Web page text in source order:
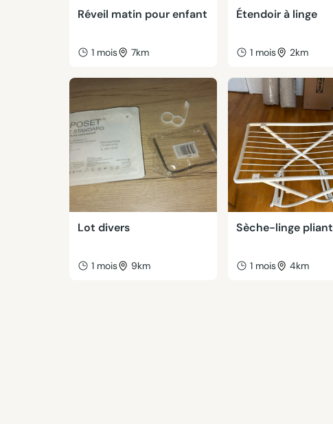
Réveil matin pour enfant
1 mois 7km
Étendoir à linge
1 mois 2km
Lot divers
1 mois 9km
Sèche-linge pliant
1 mois 4km